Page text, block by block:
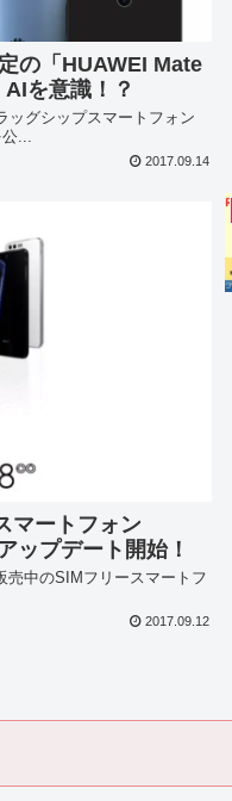
の「HUAWEI Mate
を意識！？
ッグシップスマートフォン
公...
2017.09.14
マートフォン
ップデート開始！
売中のSIMフリースマートフ
2017.09.12